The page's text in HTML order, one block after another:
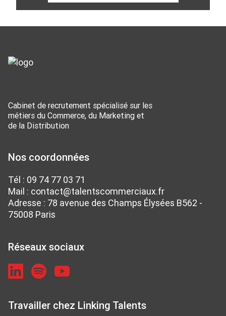
Cabinet de recrutement spécialisé sur les
métiers du Commerce, du Marketing et
de la Distribution
Nos coordonnées
Tél : 09 74 77 03 71
Mail : contact@talentscommerciaux.fr
Adresse : 78 avenue des Champs Élysées B562 -
75008 Paris
Réseaux sociaux
Travailler chez Linking Talents